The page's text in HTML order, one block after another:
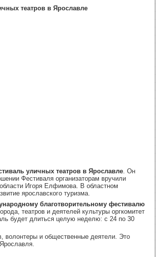
театров в Ярославле
уличных театров в Ярославле. Он
Фестиваля организаторам вручили
Игоря Елфимова. В областном
ярославского туризма.
благотворительному фестивалю
театров и деятелей культуры оргкомитет
будет длиться целую неделю: с 24 по 30
волонтеры и общественные деятели. Это